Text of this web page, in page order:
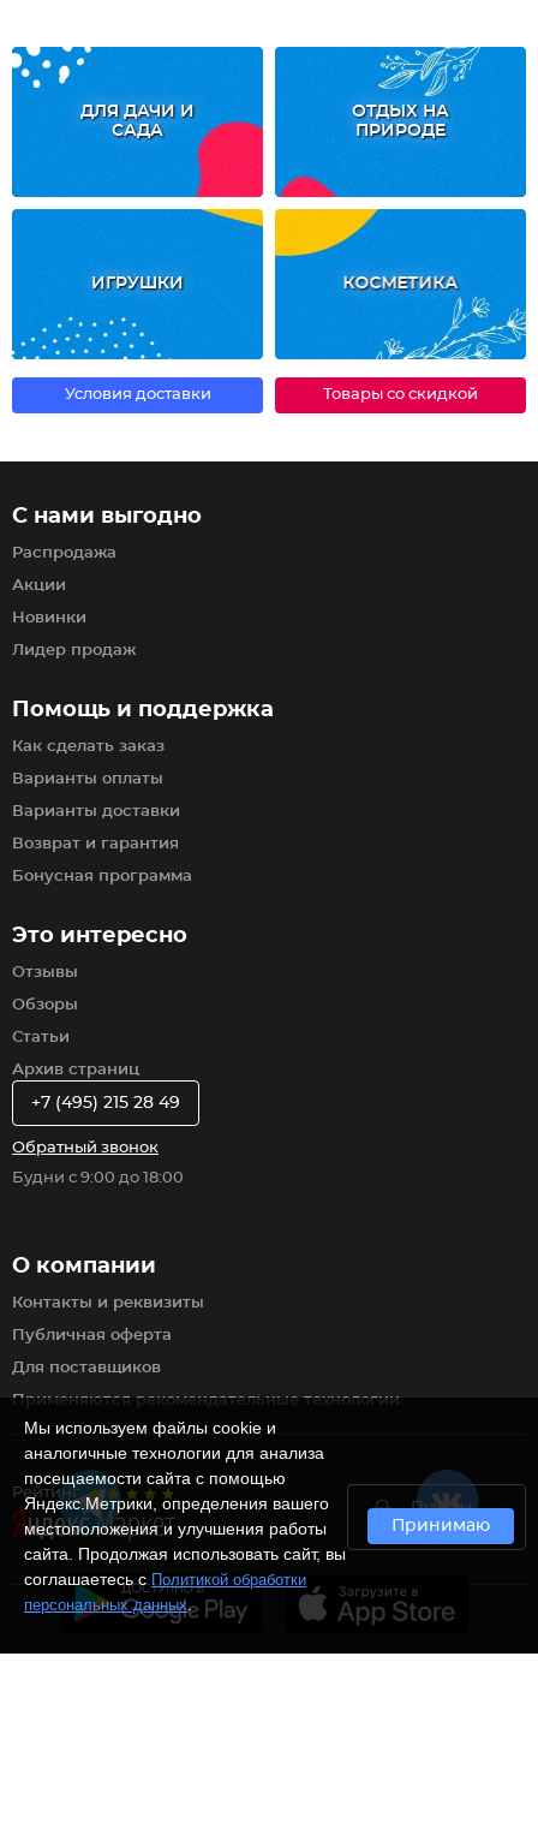
ДЛЯ ДАЧИ И
САДА
ОТДЫХ НА
ПРИРОДЕ
ИГРУШКИ КОСМЕТИКА
Условия доставки Товары со скидкой
Рейтинг
Пункты
самовывоза
Помощь и поддержка
Как сделать заказ
Варианты оплаты
Варианты доставки
Возврат и гарантия
Бонусная программа
С нами выгодно
Распродажа
Акции
Новинки
Лидер продаж
Это интересно
Отзывы
Обзоры
Статьи
Архив страниц
О компании
Контакты и реквизиты
Публичная оферта
Для поставщиков
Применяются рекомендательные технологии
+7 (495) 215 28 49
Обратный звонок
Будни с 9:00 до 18:00
Мы используем файлы cookie и
аналогичные технологии для анализа
посещаемости сайта с помощью
Яндекс.Метрики, определения вашего
местоположения и улучшения работы
сайта. Продолжая использовать сайт, вы
соглашаетесь с Политикой обработки
персональных данных.
Принимаю